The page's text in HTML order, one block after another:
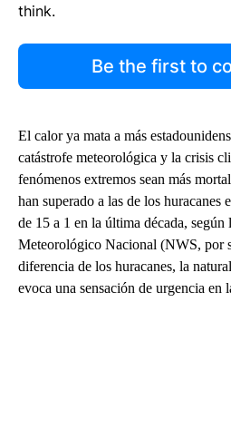
think.
Be the first to
El calor ya mata a más
catástrofe meteorológica y la crisis
fenómenos extremos sean más
han superado a las de los huracanes
de 15 a 1 en la última década,
Meteorológico Nacional (NWS, por
diferencia de los huracanes, la
evoca una sensación de urgencia en